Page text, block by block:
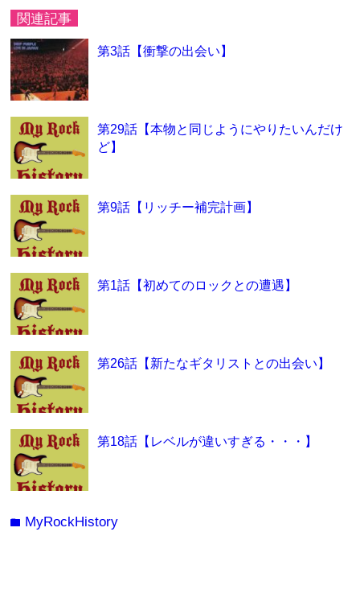
関連記事
第3話【衝撃の出会い】
第29話【本物と同じようにやりたいんだけ
ど】
第9話【リッチー補完計画】
第1話【初めてのロックとの遭遇】
第26話【新たなギタリストとの出会い】
第18話【レベルが違いすぎる・・・】
folder MyRockHistory